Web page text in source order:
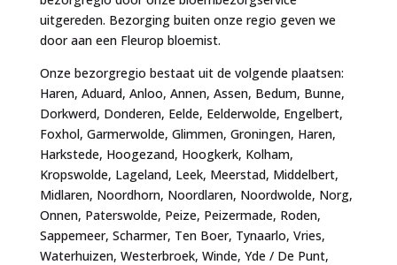
uitgereden. Bezorging buiten onze regio geven we
door aan een Fleurop bloemist.
Onze bezorgregio bestaat uit de volgende plaatsen:
Haren, Aduard, Anloo, Annen, Assen, Bedum, Bunne,
Dorkwerd, Donderen, Eelde, Eelderwolde, Engelbert,
Foxhol, Garmerwolde, Glimmen, Groningen, Haren,
Harkstede, Hoogezand, Hoogkerk, Kolham,
Kropswolde, Lageland, Leek, Meerstad, Middelbert,
Midlaren, Noordhorn, Noordlaren, Noordwolde, Norg,
Onnen, Paterswolde, Peize, Peizermade, Roden,
Sappemeer, Scharmer, Ten Boer, Tynaarlo, Vries,
Waterhuizen, Westerbroek, Winde, Yde / De Punt,